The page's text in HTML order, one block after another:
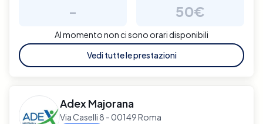
- 50€
Al momento non ci sono orari disponibili
Vedi tutte le prestazioni
Adex Majorana
Via Caselli 8 - 00149 Roma